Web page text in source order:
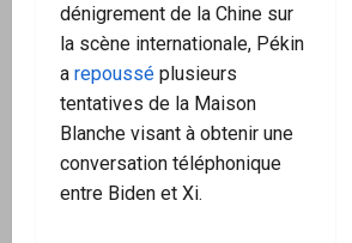
dénigrement de la Chine sur
la scène internationale, Pékin
a repoussé plusieurs
tentatives de la Maison
Blanche visant à obtenir une
conversation téléphonique
entre Biden et Xi.